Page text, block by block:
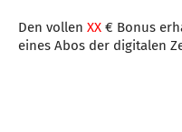
Den vollen XX € Bonus
eines Abos der digitalen